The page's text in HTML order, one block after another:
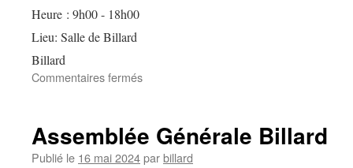
Heure : 9h00 - 18h00
Lieu: Salle de Billard
Billard
Commentaires ferméssur
–
Jour
Assemblée Générale Billard
Publié le 16 mai 2024parbillard